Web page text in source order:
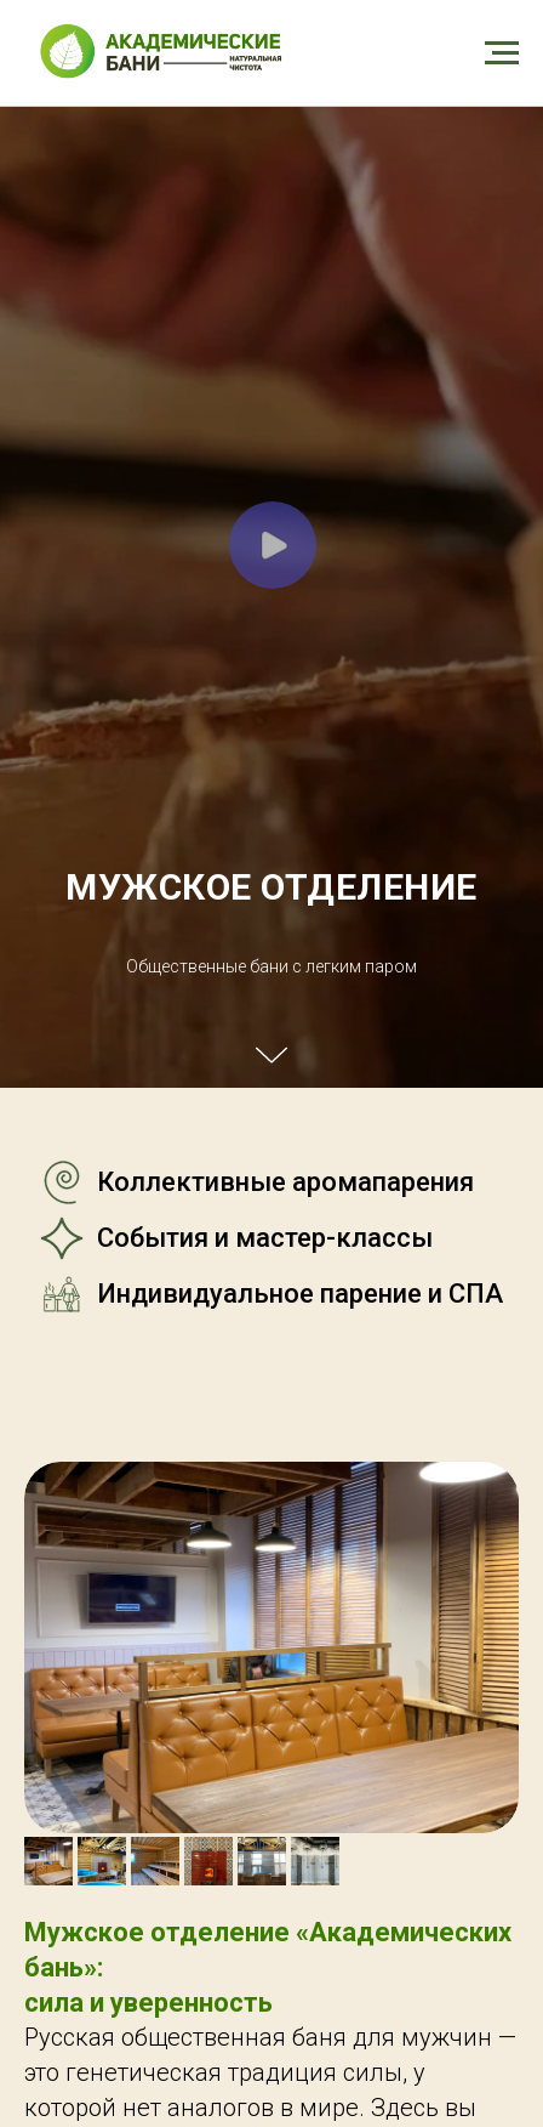
МУЖСКОЕ ОТДЕЛЕНИЕ
Общественные бани с легким паром
Коллективные аромапарения
События и мастер-классы
Индивидуальное парение и СПА
Мужское отделение «Академических
бань»:
сила и уверенность
Русская общественная баня для мужчин —
это генетическая традиция силы, у
которой нет аналогов в мире. Здесь вы